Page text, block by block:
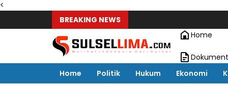
<
BREAKING NEWS
Home
Home
Politik Hukum Ekonomi